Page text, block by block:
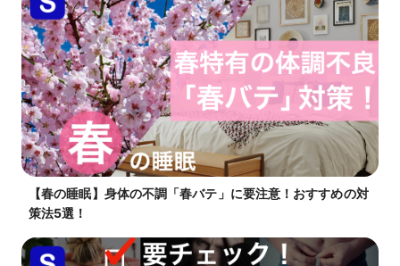
【春の睡眠】身体の不調「春バテ」に要注意！おすすめの対
策法5選！